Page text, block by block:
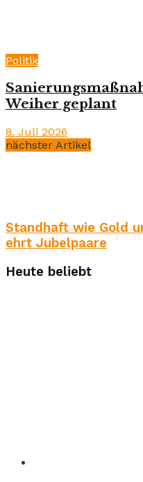
Politik
Weiher geplant
8. Juli 2026
nächster Artikel
Standhaft wie Gold
ehrt Jubelpaare
Heute beliebt